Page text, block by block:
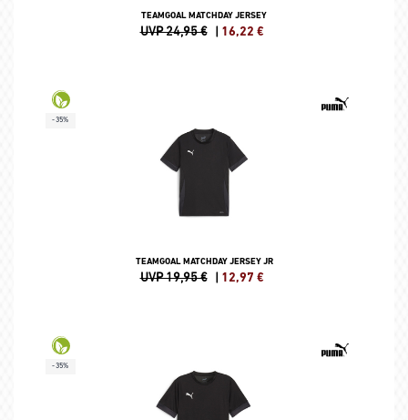
TEAMGOAL MATCHDAY JERSEY
UVP 24,95 € | 16,22 €
-35%
TEAMGOAL MATCHDAY JERSEY JR
UVP 19,95 € | 12,97 €
-35%